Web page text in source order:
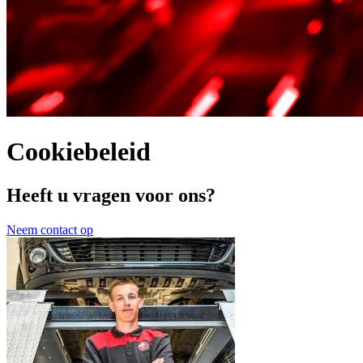
Cookiebeleid
Heeft u vragen voor ons?
Neem contact op